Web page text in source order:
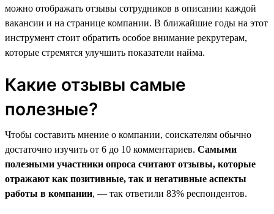
можно отображать отзывы сотрудников в описании каждой
вакансии и на странице компании. В ближайшие годы на этот
инструмент стоит обратить особое внимание рекрутерам,
которые стремятся улучшить показатели найма.
Какие отзывы самые
полезные?
Чтобы составить мнение о компании, соискателям обычно
достаточно изучить от 6 до 10 комментариев. Самыми
полезными участники опроса считают отзывы, которые
отражают как позитивные, так и негативные аспекты
работы в компании, — так ответили 83% респондентов.